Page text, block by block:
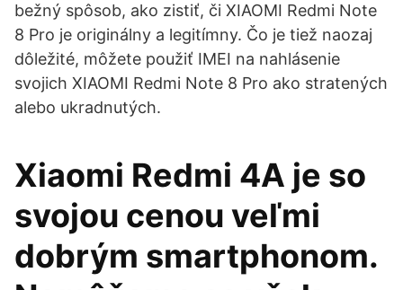
bežný spôsob, ako zistiť, či XIAOMI Redmi Note
8 Pro je originálny a legitímny. Čo je tiež naozaj
dôležité, môžete použiť IMEI na nahlásenie
svojich XIAOMI Redmi Note 8 Pro ako stratených
alebo ukradnutých.
Xiaomi Redmi 4A je so
svojou cenou veľmi
dobrým smartphonom.